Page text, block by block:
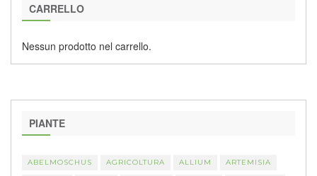
CARRELLO
Nessun prodotto nel carrello.
PIANTE
ABELMOSCHUS AGRICOLTURA ALLIUM ARTEMISIA